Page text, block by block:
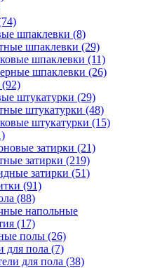
шпаклевки (8)
шпаклевки (29)
шпаклевки (11)
шпаклевки (26)
штукатурки (29)
штукатурки (48)
штукатурки (15)
затирки (21)
затирки (219)
затирки (51)
(91)
(88)
напольные
(17)
полы (26)
для пола (7)
для пола (38)